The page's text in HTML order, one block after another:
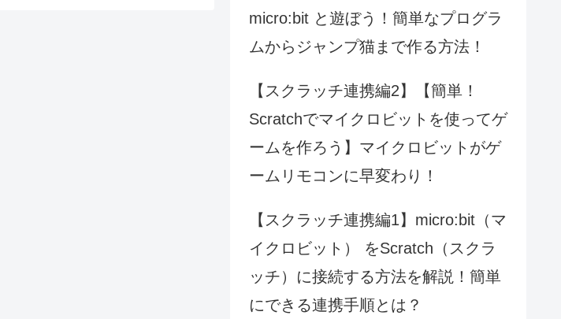
micro:bit と遊ぼう！簡単なプログラ
ムからジャンプ猫まで作る方法！
【スクラッチ連携編2】【簡単！
Scratchでマイクロビットを使ってゲ
ームを作ろう】マイクロビットがゲ
ームリモコンに早変わり！
【スクラッチ連携編1】micro:bit（マ
イクロビット） をScratch（スクラ
ッチ）に接続する方法を解説！簡単
にできる連携手順とは？